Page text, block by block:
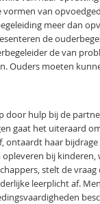
van
meer dan
de
de van
Ouders moeten
door hulp bij de
gaat het uiteraard
ontaardt haar
bij
stelt de
leerplicht af.